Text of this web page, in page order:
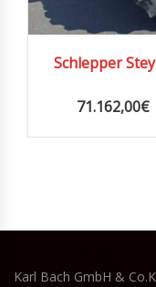
Schlepper
71.162,00€
Karl Bach GmbH &